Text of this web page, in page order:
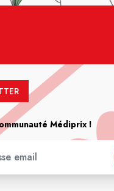
Médiprix !